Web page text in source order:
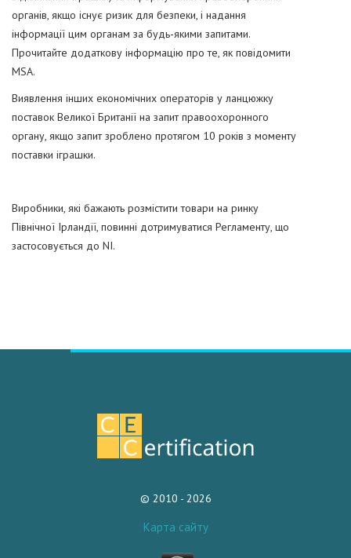
органів, якщо існує ризик для безпеки, і надання
інформації цим органам за будь-якими запитами.
Прочитайте додаткову інформацію про те, як повідомити
MSA.
Виявлення інших економічних операторів у ланцюжку
поставок Великої Британії на запит правоохоронного
органу, якщо запит зроблено протягом 10 років з моменту
поставки іграшки.
Виробники, які бажають розмістити товари на ринку
Північної Ірландії, повинні дотримуватися Регламенту, що
застосовується до NI.
© 2010 - 2026
Карта сайту